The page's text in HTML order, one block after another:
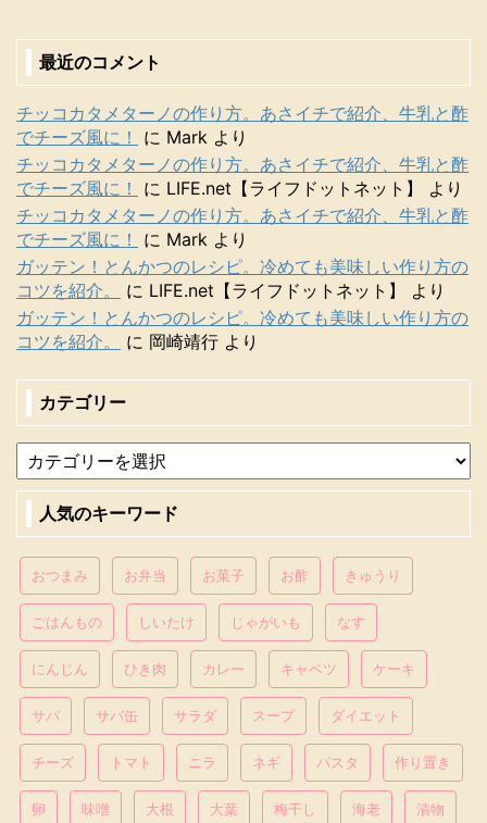
最近のコメント
チッコカタメターノの作り方。あさイチで紹介、牛乳と酢
でチーズ風に！
に Mark より
チッコカタメターノの作り方。あさイチで紹介、牛乳と酢
でチーズ風に！
に LIFE.net【ライフドットネット】
より
チッコカタメターノの作り方。あさイチで紹介、牛乳と酢
でチーズ風に！
に Mark より
ガッテン！とんかつのレシピ。冷めても美味しい作り方の
コツを紹介。
に LIFE.net【ライフドットネット】
より
ガッテン！とんかつのレシピ。冷めても美味しい作り方の
コツを紹介。
に 岡崎靖行 より
カテゴリー
人気のキーワード
おつまみ お弁当 お菓子 お酢 きゅうり
ごはんもの しいたけ じゃがいも なす
にんじん ひき肉 カレー キャベツ ケーキ
サバ サバ缶 サラダ スープ ダイエット
チーズ トマト ニラ ネギ パスタ 作り置き
卵 味噌 大根 大葉 梅干し 海老 漬物